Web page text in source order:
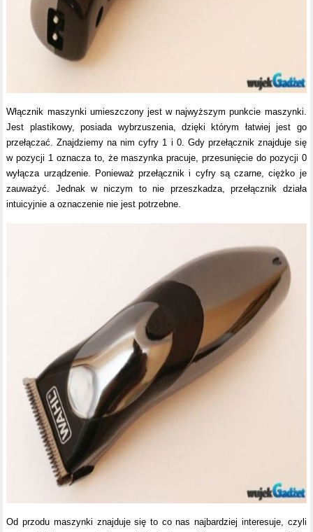
Włącznik maszynki umieszczony jest w najwyższym punkcie maszynki.
Jest plastikowy, posiada wybrzuszenia, dzięki którym łatwiej jest go
przełączać. Znajdziemy na nim cyfry 1 i 0. Gdy przełącznik znajduje się
w pozycji 1 oznacza to, że maszynka pracuje, przesunięcie do pozycji 0
wyłącza urządzenie. Ponieważ przełącznik i cyfry są czarne, ciężko je
zauważyć. Jednak w niczym to nie przeszkadza, przełącznik działa
intuicyjnie a oznaczenie nie jest potrzebne.
Od przodu maszynki znajduje się to co nas najbardziej interesuje, czyli